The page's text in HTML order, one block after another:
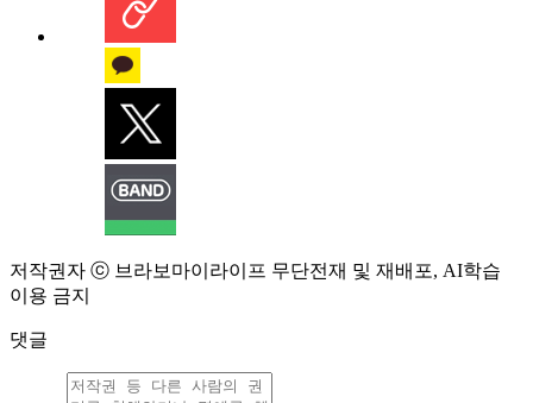
저작권자 ⓒ 브라보마이라이프 무단전재 및 재배포, AI학습
이용 금지
댓글